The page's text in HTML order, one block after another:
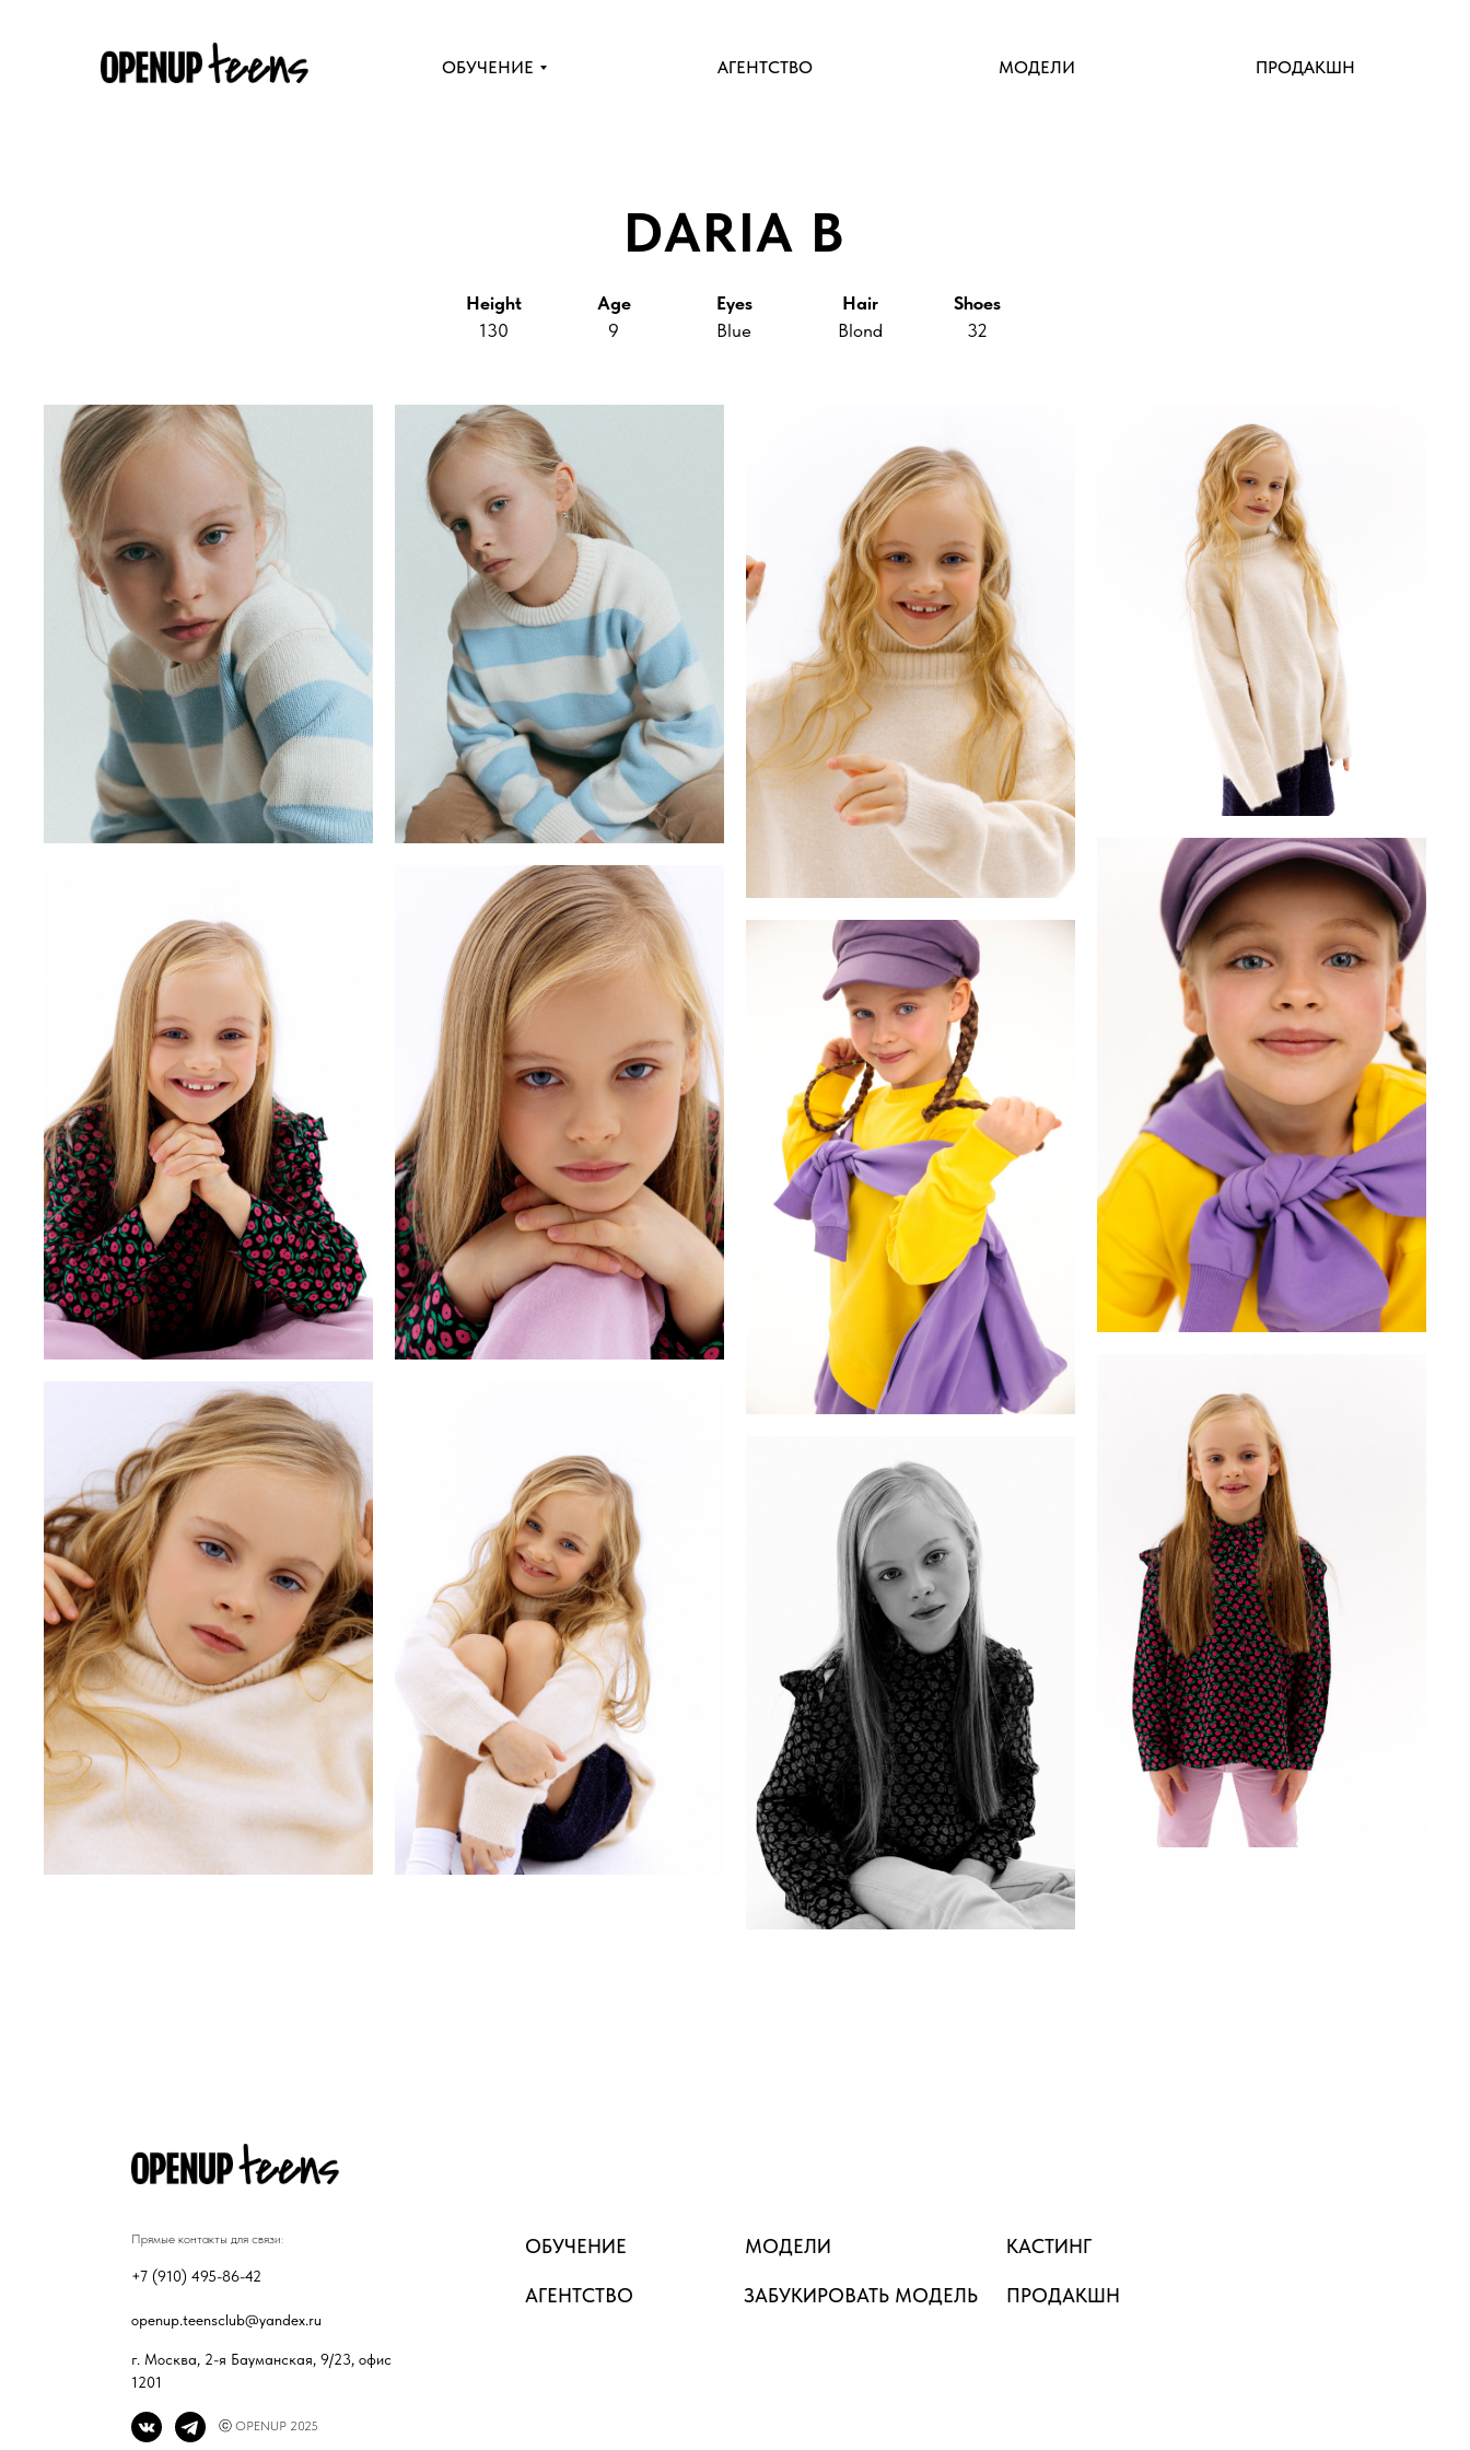
ПРОДАКШН
АГЕНТСТВО МОДЕЛИ
ОБУЧЕНИЕ
Height
130
Hair
Blond
Eyes
Blue
Shoes
32
Age
9
DARIA B
г. Москва, 2-я Бауманская, 9/23, офис
1201
+7 (910) 495-86-42
ⓒ OPENUP 2025
openup.teensclub@yandex.ru
Прямые контакты для связи: ОБУЧЕНИЕ МОДЕЛИ
АГЕНТСТВО
КАСТИНГ
ЗАБУКИРОВАТЬ МОДЕЛЬ ПРОДАКШН